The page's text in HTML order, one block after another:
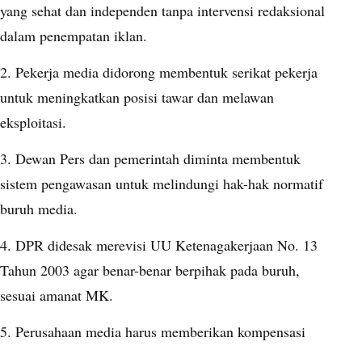
yang sehat dan independen tanpa intervensi redaksional
dalam penempatan iklan.
2. Pekerja media didorong membentuk serikat pekerja
untuk meningkatkan posisi tawar dan melawan
eksploitasi.
3. Dewan Pers dan pemerintah diminta membentuk
sistem pengawasan untuk melindungi hak-hak normatif
buruh media.
4. DPR didesak merevisi UU Ketenagakerjaan No. 13
Tahun 2003 agar benar-benar berpihak pada buruh,
sesuai amanat MK.
5. Perusahaan media harus memberikan kompensasi